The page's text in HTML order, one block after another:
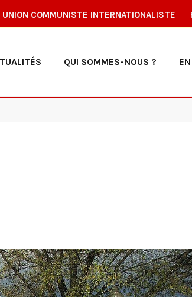
UNION COMMUNISTE INTERNATIONALISTE
QUI SOMMES-NOUS ?